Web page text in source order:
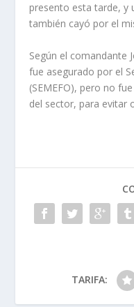
presento esta tarde, y
también cayó por el
Según el comandante
fue asegurado por el
(SEMEFO), pero no
del sector, para evitar
TARIFA: